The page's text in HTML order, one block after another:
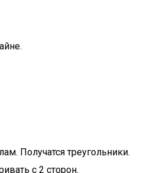
Получатся треугольники.
с 2 сторон.